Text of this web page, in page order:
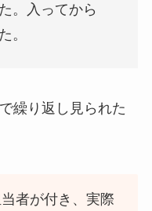
。入ってから
。
繰り返し見られた
者が付き、実際